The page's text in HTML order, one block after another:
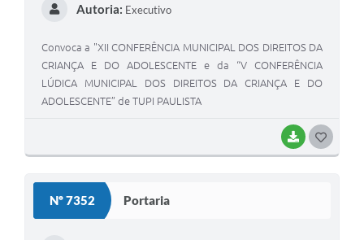
BAIXAR
Autoria: Executivo
Convoca a "XII CONFERÊNCIA MUNICIPAL DOS DIREITOS DA
CRIANÇA E DO ADOLESCENTE e da “V CONFERÊNCIA
LÚDICA MUNICIPAL DOS DIREITOS DA CRIANÇA E DO
ADOLESCENTE” de TUPI PAULISTA
Nº 7352 Portaria